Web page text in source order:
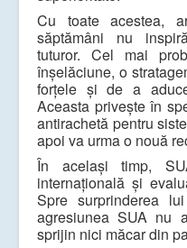
Cu toate acestea,
săptămâni nu
tuturor. Cel mai
înșelăciune, o
forțele și de a
Aceasta privește în
antirachetă pentru
apoi va urma o nouă
În același timp,
internațională și
Spre surprinderea
agresiunea SUA nu
sprijin nici măcar din